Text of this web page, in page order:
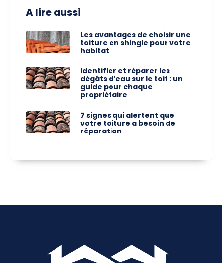
A lire aussi
Les avantages de choisir une
toiture en shingle pour votre
habitat
Identifier et réparer les
dégâts d’eau sur le toit : un
guide pour chaque
propriétaire
7 signes qui alertent que
votre toiture a besoin de
réparation